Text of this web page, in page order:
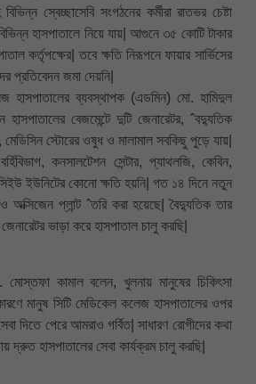
স্বেচ্ছাসেবি সংগঠনের কর্মীরা রাতভর চেষ্টা
হাসপাতালে নিয়ে যায়| আগুনে ৩৫ কোটি টাকার
কর্তৃপক্ষের| তবে ক্ষতি নিরূপনে ফায়ার সার্ভিসের
প্রতিবেদন জমা দেয়নি|
হাসপাতালের ব্যবস্থাপক (এডমিন) মো. হামিদুল
বেজমেন্টে দুটি জেনারেটর, ˆবদ্যুতিক
মেডিসিন স্টোরের ওষুধ ও মালামাল সবকিছু পুড়ে যায়|
কনসালটেশন সেন্টার, প্যাথলজি, কেবিন,
ইউনিটের কোনো ক্ষতি হয়নি| গত ১৪ দিনে নতুন
অক্সিজেন প্লান্ট ˆতরি করা হয়েছে| বৈদ্যুতিক তার
ভাড়া করে হাসপাতাল চালু করছি|
মোস্তফা কামাল বলেন, খুলনায় মানুষের চিকিৎসা
মানুষ সিটি মেডিকেল কলেজ হাসপাতালের ওপর
দিতে পেরে আমরাও গর্বিত| সাধারণ রোগীদের কথা
দ্রুত হাসপাতালের সেবা কার্যক্রম চালু করছি|